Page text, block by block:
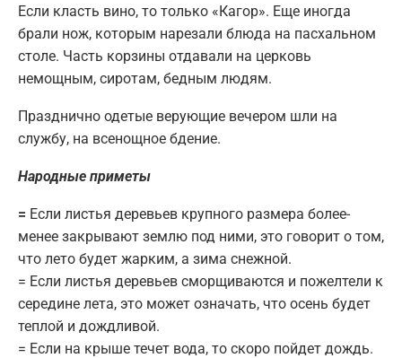
Если класть вино, то только «Кагор». Еще иногда
брали нож, которым нарезали блюда на пасхальном
столе. Часть корзины отдавали на церковь
немощным, сиротам, бедным людям.
Празднично одетые верующие вечером шли на
службу, на всенощное бдение.
Народные приметы
= Если листья деревьев крупного размера более-
менее закрывают землю под ними, это говорит о том,
что лето будет жарким, а зима снежной.
= Если листья деревьев сморщиваются и пожелтели к
середине лета, это может означать, что осень будет
теплой и дождливой.
= Если на крыше течет вода, то скоро пойдет дождь.